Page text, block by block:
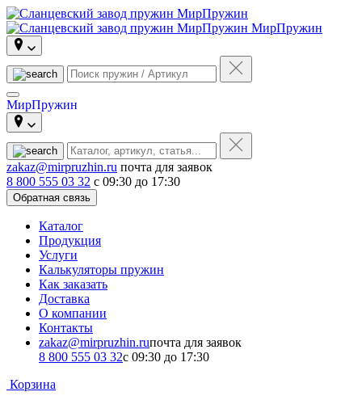
МирПружин
МирПружин
zakaz@mirpruzhin.ru почта для заявок
8 800 555 03 32 с 09:30 до 17:30
Обратная связь
Каталог
Продукция
Услуги
Калькуляторы пружин
Как заказать
Доставка
О компании
Контакты
zakaz@mirpruzhin.ruпочта для заявок
8 800 555 03 32с 09:30 до 17:30
Корзина